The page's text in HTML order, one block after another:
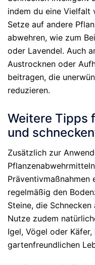
indem du eine Vielfalt
Setze auf andere
abwehren, wie zum
oder Lavendel. Auch
Austrocknen oder
beitragen, die
reduzieren.
Weitere Tipps
und
Zusätzlich zur
Präventivmaßnahmen
regelmäßig den
Steine, die
Nutze zudem
Igel, Vögel oder
gartenfreundlichen